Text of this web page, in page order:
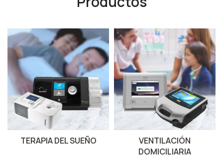
TERAPIA DEL SUEÑO
VENTILACIÓN
DOMICILIARIA